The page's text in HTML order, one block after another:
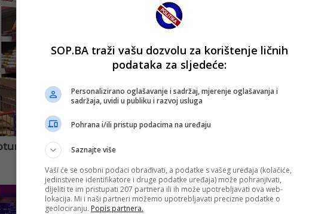
SOP.BA traži vašu dozvolu za korištenje ličnih
podataka za sljedeće:
Personalizirano oglašavanje i sadržaj, mjerenje oglašavanja i
sadržaja, uvidi u publiku i razvoj usluga
Pohrana i/ili pristup podacima na uređaju
Saznajte više
Vaši će se osobni podaci obrađivati, a podatke s vašeg uređaja (kolačiće,
jedinstvene identifikatore i druge podatke uređaja) može pohranjivati,
dijeliti te im pristupati 207 partnera ili ih može upotrebljavati ova web-
lokacija. Mi i naši partneri možemo upotrebljavati precizne podatke o
geolociranju. Popis partnera.